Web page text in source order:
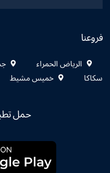
فروعنا
الرياض الحمراء جدة
سكاكا
خميس مشيط
حمل